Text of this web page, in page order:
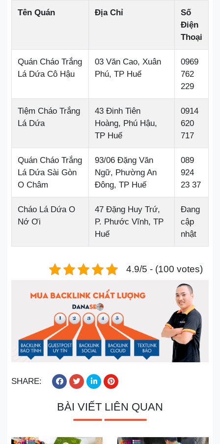
Tên Quán Địa Chỉ
Số
Điện
Thoại
Quán Cháo Trắng
Lá Dứa Cô Hậu
03 Văn Cao, Xuân
Phú, TP Huế
0969
762
229
Tiệm Cháo Trắng
Lá Dứa
43 Đinh Tiên
Hoàng, Phú Hậu,
TP Huế
0914
620
717
Quán Cháo Trắng
Lá Dứa Sài Gòn
O Châm
93/06 Đặng Văn
Ngữ, Phường An
Đông, TP Huế
089
924
23 37
Cháo Lá Dứa O
Nớ Ơi
47 Đặng Huy Trứ,
P. Phước Vĩnh, TP
Huế
Đang
cập
nhật
4.9/5 - (100 votes)
SHARE:
BÀI VIẾT LIÊN QUAN